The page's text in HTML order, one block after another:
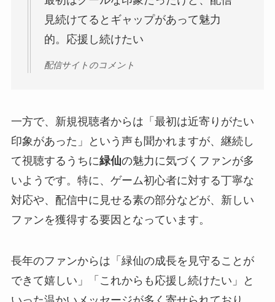
見続けてるとギャップがあって魅力
的。応援し続けたい
配信サイトのコメント
一方で、新規視聴者からは「最初は近寄りがたい
印象があった」という声も聞かれますが、継続し
て視聴するうちに緑仙の魅力に気づくファンが多
いようです。特に、ゲーム初心者に対する丁寧な
対応や、配信中に見せる素の部分などが、新しい
ファンを獲得する要因となっています。
長年のファンからは「緑仙の成長を見守ることが
できて嬉しい」「これからも応援し続けたい」と